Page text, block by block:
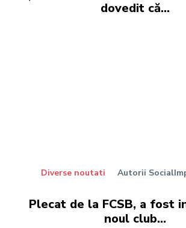
dovedit că...
Diverse noutati Autorii
Plecat de la FCSB, a fost
noul club…